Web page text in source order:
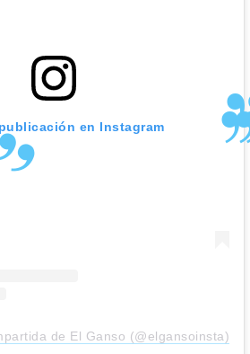
en Instagram
de El Ganso (@elgansoinsta)